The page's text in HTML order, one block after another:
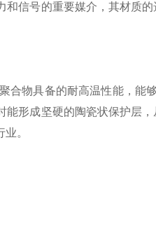
号的重要媒介，其材质的
合物具备的耐高温性能，
形成坚硬的陶瓷状保护层
。